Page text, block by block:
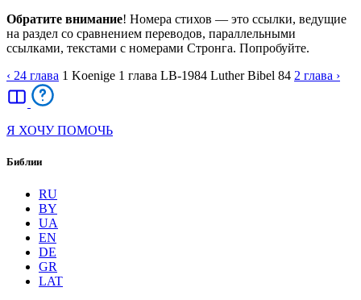
Обратите внимание! Номера стихов — это ссылки, ведущие
на раздел со сравнением переводов, параллельными
ссылками, текстами с номерами Стронга. Попробуйте.
‹ 24 глава 1 Koenige 1 глава LB-1984 Luther Bibel 84 2 глава ›
Я ХОЧУ ПОМОЧЬ
Библии
RU
BY
UA
EN
DE
GR
LAT